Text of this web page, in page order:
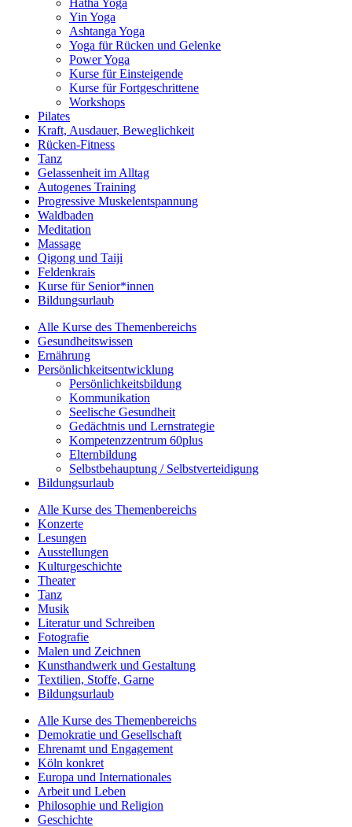
Yin Yoga
Ashtanga Yoga
Yoga für Rücken und Gelenke
Power Yoga
Kurse für Einsteigende
Kurse für Fortgeschrittene
Workshops
Pilates
Kraft, Ausdauer, Beweglichkeit
Rücken-Fitness
Tanz
Gelassenheit im Alltag
Autogenes Training
Progressive Muskelentspannung
Waldbaden
Meditation
Massage
Qigong und Taiji
Feldenkrais
Kurse für Senior*innen
Bildungsurlaub
Alle Kurse des Themenbereichs
Gesundheitswissen
Ernährung
Persönlichkeitsentwicklung
Persönlichkeitsbildung
Kommunikation
Seelische Gesundheit
Gedächtnis und Lernstrategie
Kompetenzzentrum 60plus
Elternbildung
Selbstbehauptung / Selbstverteidigung
Bildungsurlaub
Alle Kurse des Themenbereichs
Konzerte
Lesungen
Ausstellungen
Kulturgeschichte
Theater
Tanz
Musik
Literatur und Schreiben
Fotografie
Malen und Zeichnen
Kunsthandwerk und Gestaltung
Textilien, Stoffe, Garne
Bildungsurlaub
Alle Kurse des Themenbereichs
Demokratie und Gesellschaft
Ehrenamt und Engagement
Köln konkret
Europa und Internationales
Arbeit und Leben
Philosophie und Religion
Geschichte